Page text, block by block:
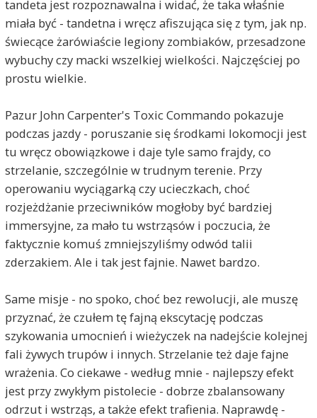
tandeta jest rozpoznawalna i widać, że taka właśnie
miała być - tandetna i wręcz afiszująca się z tym, jak np.
świecące żarówiaście legiony zombiaków, przesadzone
wybuchy czy macki wszelkiej wielkości. Najczęściej po
prostu wielkie.
Pazur John Carpenter's Toxic Commando pokazuje
podczas jazdy - poruszanie się środkami lokomocji jest
tu wręcz obowiązkowe i daje tyle samo frajdy, co
strzelanie, szczególnie w trudnym terenie. Przy
operowaniu wyciągarką czy ucieczkach, choć
rozjeżdżanie przeciwników mogłoby być bardziej
immersyjne, za mało tu wstrząsów i poczucia, że
faktycznie komuś zmniejszyliśmy odwód talii
zderzakiem. Ale i tak jest fajnie. Nawet bardzo.
Same misje - no spoko, choć bez rewolucji, ale muszę
przyznać, że czułem tę fajną ekscytację podczas
szykowania umocnień i wieżyczek na nadejście kolejnej
fali żywych trupów i innych. Strzelanie też daje fajne
wrażenia. Co ciekawe - według mnie - najlepszy efekt
jest przy zwykłym pistolecie - dobrze zbalansowany
odrzut i wstrząs, a także efekt trafienia. Naprawdę -